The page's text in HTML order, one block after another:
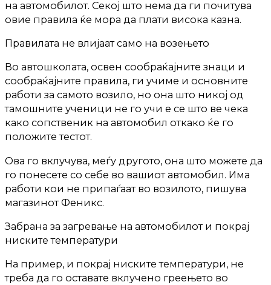
на автомобилот. Секој што нема да ги почитува
овие правила ќе мора да плати висока казна.
Правилата не влијаат само на возењето
Во автошколата, освен сообраќајните знаци и
сообраќајните правила, ги учиме и основните
работи за самото возило, но она што никој од
тамошните ученици не го учи е се што ве чека
како сопственик на автомобил откако ќе го
положите тестот.
Ова го вклучува, меѓу другото, она што можете да
го понесете со себе во вашиот автомобил. Има
работи кои не припаѓаат во возилото, пишува
магазинот Феникс.
Забрана за загревање на автомобилот и покрај
ниските температури
На пример, и покрај ниските температури, не
треба да го оставате вклучено греењето во